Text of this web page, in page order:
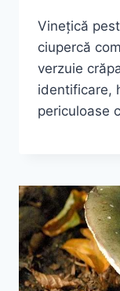
Vinețică
ciupercă
verzuie
identificare,
periculoase